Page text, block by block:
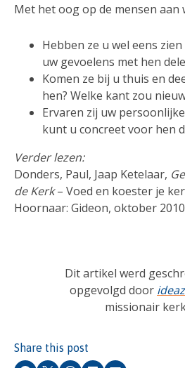
Met het oog op de mensen aan
Hebben ze u wel eens
uw gevoelens met hen
Komen ze bij u thuis en
hen? Welke kant zou
Ervaren zij uw
kunt u concreet voor hen
Verder lezen:
Donders, Paul, Jaap Ketelaar,
de Kerk– Voed en koester je
Hoornaar: Gideon, oktober 2010
Dit artikel werd
opgevolgd door ideaz
missionair
Share this post